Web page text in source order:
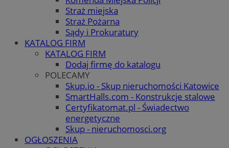
Straż miejska
Straż Pożarna
Sądy i Prokuratury
KATALOG FIRM
KATALOG FIRM
Dodaj firmę do katalogu
POLECAMY
Skup.io - Skup nieruchomości Katowice
SmartHalls.com - Konstrukcje stalowe
Certyfikatomat.pl - Świadectwo
energetyczne
Skup - nieruchomosci.org
OGŁOSZENIA